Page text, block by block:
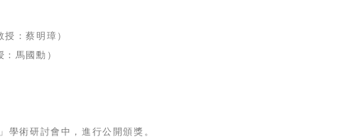
：蔡明璋）
馬國勳）
術研討會中，進行公開頒獎。